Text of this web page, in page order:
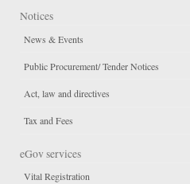
Notices
News & Events
Public Procurement/ Tender Notices
Act, law and directives
Tax and Fees
eGov services
Vital Registration